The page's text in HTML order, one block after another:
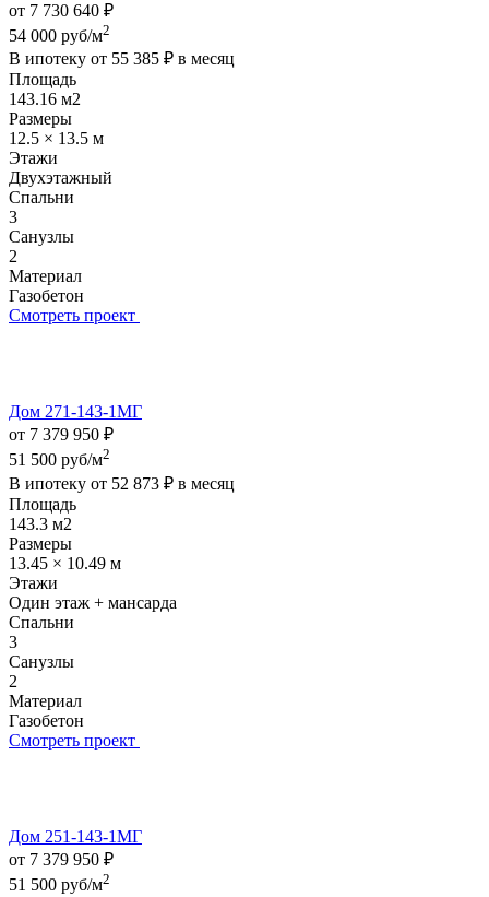
от 7 730 640 ₽
54 000 руб/м2
В ипотеку от 55 385 ₽ в месяц
Площадь
143.16 м2
Размеры
12.5 × 13.5 м
Этажи
Двухэтажный
Спальни
3
Санузлы
2
Материал
Газобетон
Смотреть проект
Дом 271-143-1МГ
от 7 379 950 ₽
51 500 руб/м2
В ипотеку от 52 873 ₽ в месяц
Площадь
143.3 м2
Размеры
13.45 × 10.49 м
Этажи
Один этаж + мансарда
Спальни
3
Санузлы
2
Материал
Газобетон
Смотреть проект
Дом 251-143-1МГ
от 7 379 950 ₽
51 500 руб/м2